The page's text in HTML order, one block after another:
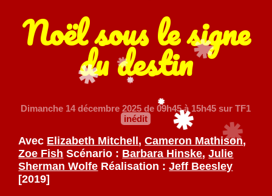
Noël sous le signe
du destin
Dimanche 14 décembre 2025 de 09h45 à 15h45 sur TF1
inédit
Avec Elizabeth Mitchell ,Cameron Mathison,
Zoe Fish Scénario : Barbara Hinske,Julie
Sherman Wolfe Réalisation :Jeff Beesley
[2019]